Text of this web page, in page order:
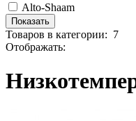
Alto-Shaam
Товаров в категории: 7
Отображать: